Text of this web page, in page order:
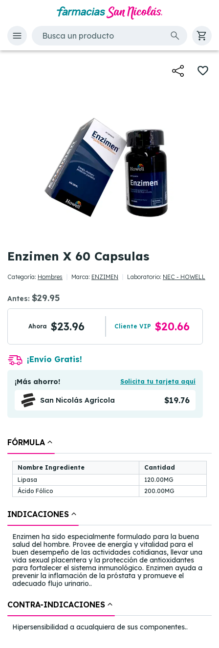
Enzimen X 60 Capsulas
Categoría: Hombres Marca: ENZIMEN Laboratorio: NEC - HOWELL
Antes: $29.95
Ahora $23.96 Cliente VIP $20.66
¡Envío Gratis!
¡Más ahorro! Solicita tu tarjeta aquí
San Nicolás Agrícola $19.76
FÓRMULA
Nombre Ingrediente
Cantidad
Lipasa
120.00MG
Ácido Fólico
200.00MG
INDICACIONES
Enzimen ha sido especialmente formulado para la buena
salud del hombre. Provee de energía y vitalidad para el
buen desempeño de las actividades cotidianas, llevar una
vida sexual placentera y la protección de antioxidantes
para fortalecer el sistema inmunológico. Enzimen ayuda a
prevenir la inflamación de la próstata y promueve el
adecuado flujo urinario..
CONTRA-INDICACIONES
Hipersensibilidad a acualquiera de sus componentes..